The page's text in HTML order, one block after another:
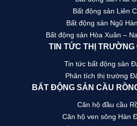
Bất động sản Liên
Bất động sản Ngũ
Bất động sản Hòa Xuân –
TIN TỨC THỊ
Tin tức bất động sản
Phân tích thị trường
BẤT ĐỘNG SẢN CẦU
Căn hộ đầu cầu
Căn hộ ven sông Hàn